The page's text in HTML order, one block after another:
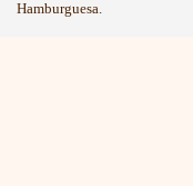
Hamburguesa.